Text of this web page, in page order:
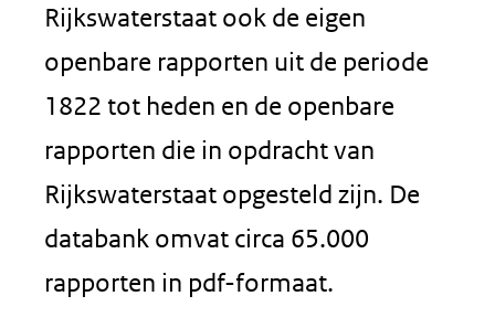
Rijkswaterstaat ook de eigen
openbare rapporten uit de periode
1822 tot heden en de openbare
rapporten die in opdracht van
Rijkswaterstaat opgesteld zijn. De
databank omvat circa 65.000
rapporten in pdf-formaat.